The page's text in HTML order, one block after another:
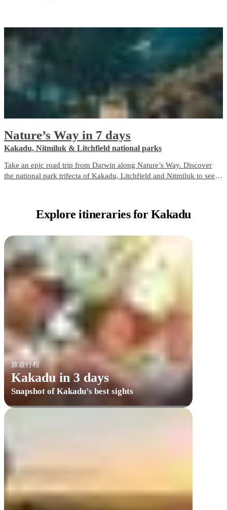
Nature’s Way in 7 days
Kakadu, Nitmiluk & Litchfield national parks
Take an epic road trip from Darwin along Nature’s Way. Discover
the national park trifecta of Kakadu, Litchfield and Nitmiluk to see
Explore itinerariesfor Kakadu
旅遊行程
Kakadu in 3 days
Snapshot of Kakadu’s best sights